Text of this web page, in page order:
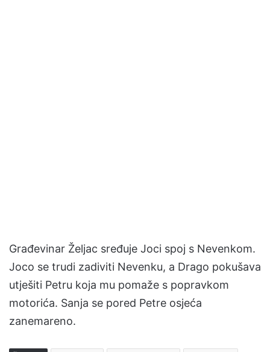
Građevinar Željac sređuje Joci spoj s Nevenkom.
Joco se trudi zadiviti Nevenku, a Drago pokušava
utješiti Petru koja mu pomaže s popravkom
motorića. Sanja se pored Petre osjeća
zanemareno.